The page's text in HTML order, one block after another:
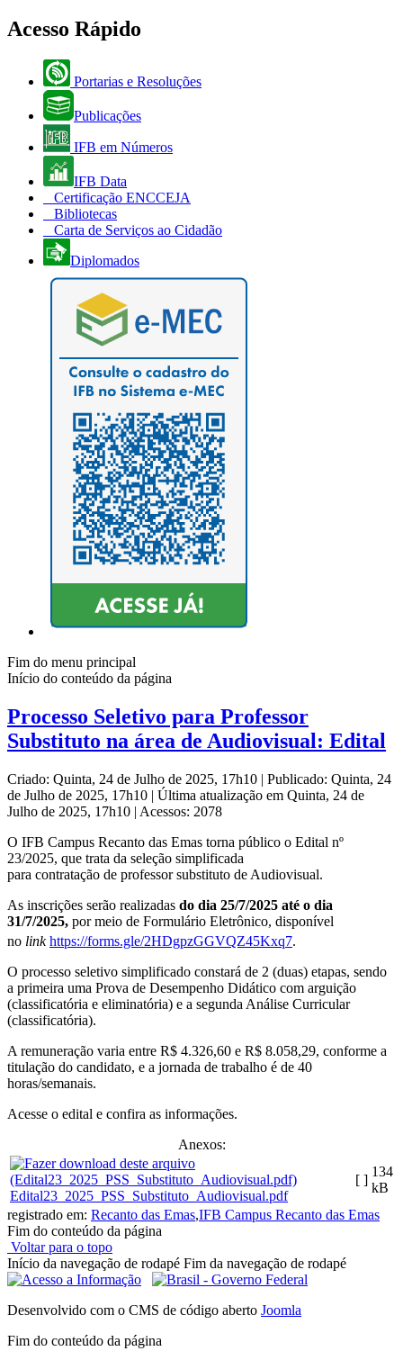
Acesso Rápido
Portarias e Resoluções
Publicações
IFB em Números
IFB Data
Certificação ENCCEJA
Bibliotecas
Carta de Serviços ao Cidadão
Diplomados
Fim do menu principal
Início do conteúdo da página
Processo Seletivo para Professor
Substituto na área de Audiovisual: Edital
Criado: Quinta, 24 de Julho de 2025, 17h10 | Publicado: Quinta, 24
de Julho de 2025, 17h10 | Última atualização em Quinta, 24 de
Julho de 2025, 17h10 | Acessos: 2078
O IFB Campus Recanto das Emas torna público o Edital nº
23/2025, que trata da seleção simplificada
para contratação de professor substituto de Audiovisual.
As inscrições serão realizadas do dia 25/7/2025 até o dia
31/7/2025, por meio de Formulário Eletrônico, disponível
no linkhttps://forms.gle/2HDgpzGGVQZ45Kxq7.
O processo seletivo simplificado constará de 2 (duas) etapas, sendo
a primeira uma Prova de Desempenho Didático com arguição
(classificatória e eliminatória) e a segunda Análise Curricular
(classificatória).
A remuneração varia entre R$ 4.326,60 e R$ 8.058,29, conforme a
titulação do candidato, e a jornada de trabalho é de 40
horas/semanais.
Acesse o edital e confira as informações.
Anexos:
Edital23_2025_PSS_Substituto_Audiovisual.pdf
[ ]
134
kB
registrado em: Recanto das Emas,IFB Campus Recanto das Emas
Fim do conteúdo da página
Voltar para o topo
Início da navegação de rodapé Fim da navegação de rodapé
Desenvolvido com o CMS de código aberto Joomla
Fim do conteúdo da página